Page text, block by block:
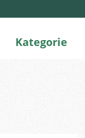
Kategorie